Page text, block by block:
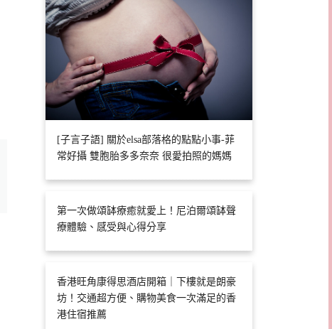
[子言子語] 關於elsa部落格的點點小事-菲
常好攝 雙胞胎多多奈奈 很愛拍照的媽媽
第一次做頌缽療癒就愛上！尼泊爾頌缽聲
療體驗、感受與心得分享
香港旺角康得思酒店開箱｜下樓就是朗豪
坊！交通超方便、購物美食一次滿足的香
港住宿推薦